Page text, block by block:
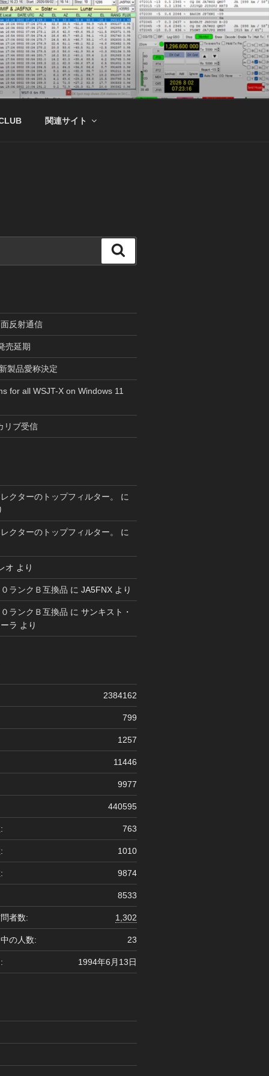
関連サイト
索
反射通信
売延期
製品愛称決定
for all WSJT-X on Windows 11
リブ受信
クターのトップフィルター。
に
クターのトップフィルター。
に
オ より
ランクＢ互換品 に JA5FNXより
ランクＢ互換品 に サンキスト・
ラ より
2384162
799
1257
11446
9977
440595
763
1010
9874
8533
1,302
者数:
23
の人数:
1994年6月13日